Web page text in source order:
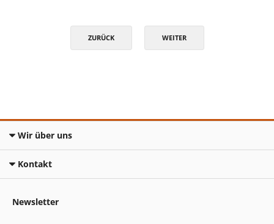
ZURÜCK WEITER
Wir über uns
Kontakt
Newsletter